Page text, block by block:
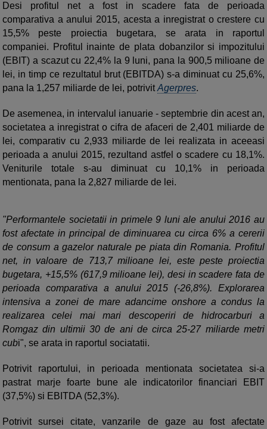
Desi profitul net a fost in scadere fata de perioada
comparativa a anului 2015, acesta a inregistrat o crestere cu
15,5% peste proiectia bugetara, se arata in raportul
companiei. Profitul inainte de plata dobanzilor si impozitului
(EBIT) a scazut cu 22,4% la 9 luni, pana la 900,5 milioane de
lei, in timp ce rezultatul brut (EBITDA) s-a diminuat cu 25,6%,
pana la 1,257 miliarde de lei, potrivitAgerpres.
De asemenea, in intervalul ianuarie - septembrie din acest an,
societatea a inregistrat o cifra de afaceri de 2,401 miliarde de
lei, comparativ cu 2,933 miliarde de lei realizata in aceeasi
perioada a anului 2015, rezultand astfel o scadere cu 18,1%.
Veniturile totale s-au diminuat cu 10,1% in perioada
mentionata, pana la 2,827 miliarde de lei.
"Performantele societatii in primele 9 luni ale anului 2016 au
fost afectate in principal de diminuarea cu circa 6% a cererii
de consum a gazelor naturale pe piata din Romania. Profitul
net, in valoare de 713,7 milioane lei, este peste proiectia
bugetara, +15,5% (617,9 milioane lei), desi in scadere fata de
perioada comparativa a anului 2015 (-26,8%). Explorarea
intensiva a zonei de mare adancime onshore a condus la
realizarea celei mai mari descoperiri de hidrocarburi a
Romgaz din ultimii 30 de ani de circa 25-27 miliarde metri
cubi", se arata in raportul sociatatii.
Potrivit raportului, in perioada mentionata societatea si-a
pastrat marje foarte bune ale indicatorilor financiari EBIT
(37,5%) si EBITDA (52,3%).
Potrivit sursei citate, vanzarile de gaze au fost afectate